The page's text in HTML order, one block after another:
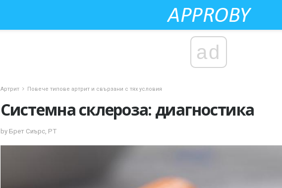
ad
Артрит Повече типове артрит и свързани с тях условия
Системна склероза: диагностика
by Брет Сиърс, PT